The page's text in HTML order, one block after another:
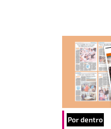
Por dentro